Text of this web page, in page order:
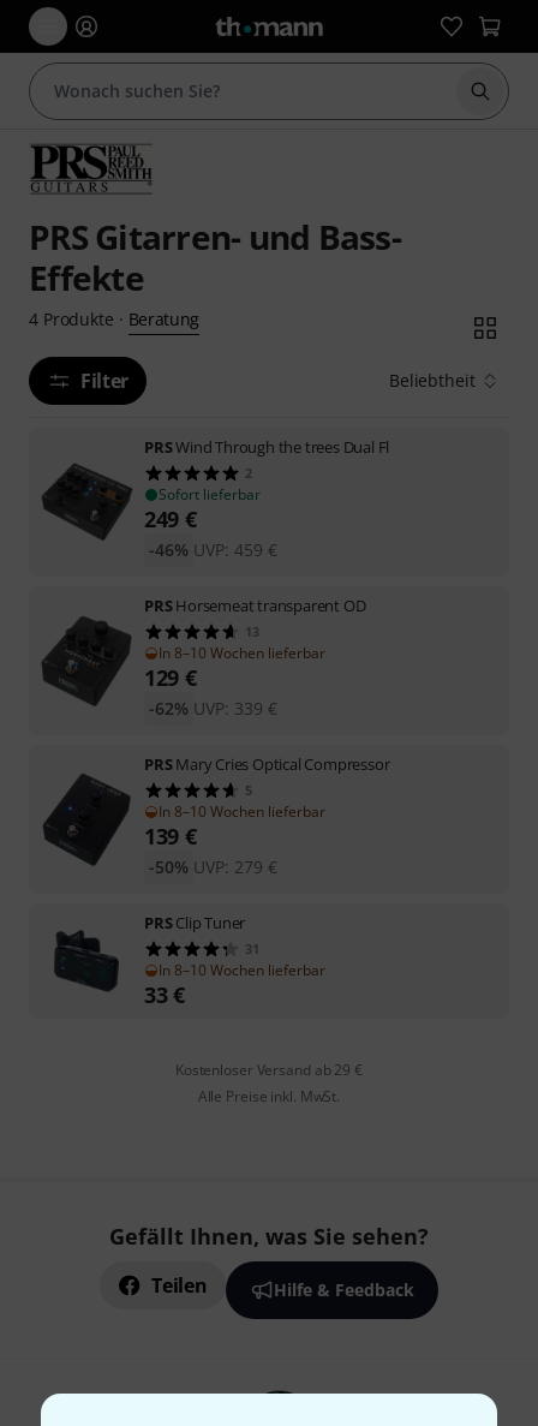
Suche
PRS Gitarren- und Bass-
Effekte
4 Produkte · Beratung
Filter Beliebtheit
PRSWind Through the trees Dual Fl
2
Sofort lieferbar
249 €
UVP: 459 €
-46%
PRSHorsemeat transparent OD
13
In 8–10 Wochen lieferbar
129 €
UVP: 339 €
-62%
PRSMary Cries Optical Compressor
5
In 8–10 Wochen lieferbar
139 €
UVP: 279 €
-50%
PRSClip Tuner
31
In 8–10 Wochen lieferbar
33€
Kostenloser Versand ab 29 €
Alle Preise inkl. MwSt.
Gefällt Ihnen, was Sie sehen?
Teilen Hilfe & Feedback